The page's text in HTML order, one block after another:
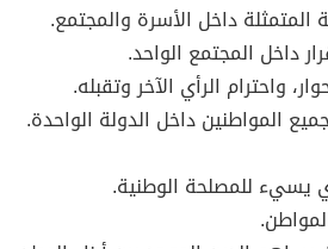
المتمثلة داخل الأسرة والمجتمع.
داخل المجتمع الواحد.
واحترام الرأي الآخر وتقبله.
المواطنين داخل الدولة الواحدة.
يسيء للمصلحة الوطنية.